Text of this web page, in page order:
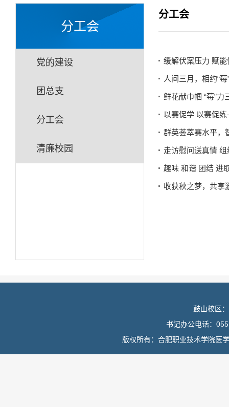
分工会
党的建设
团总支
分工会
清廉校园
分工会
缓解伏案压力 赋
人间三月，相约“
鲜花献巾帼 “莓”
以赛促学 以赛促
群英荟萃赛水平
走访慰问送真情
趣味 和谐 团结 进
收获秋之梦，共
鼓山校区
书记办公电话：
版权所有：合肥职业技术学院